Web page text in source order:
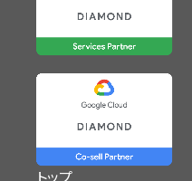
トップ